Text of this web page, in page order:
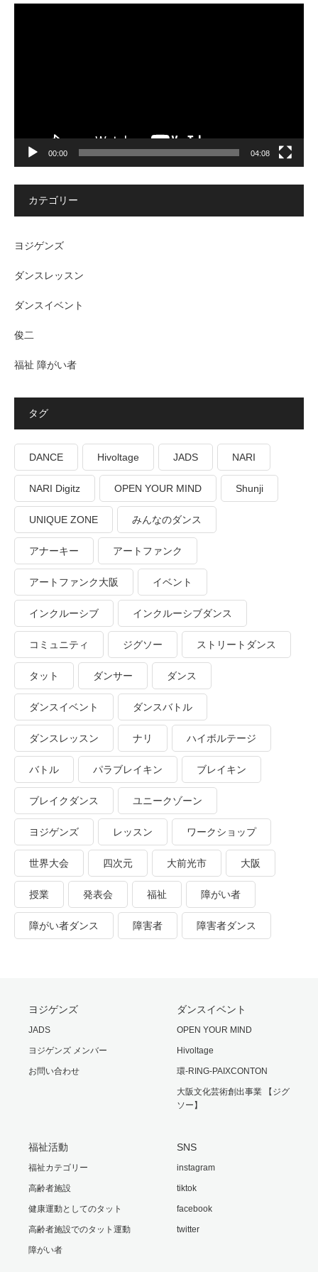
00:00 04:08
カテゴリー
ヨジゲンズ
ダンスレッスン
ダンスイベント
俊二
福祉 障がい者
タグ
DANCE Hivoltage JADS NARI
NARI Digitz OPEN YOUR MIND Shunji
UNIQUE ZONE みんなのダンス
アナーキー アートファンク
アートファンク大阪 イベント
インクルーシブ インクルーシブダンス
コミュニティ ジグソー ストリートダンス
タット ダンサー ダンス
ダンスイベント ダンスバトル
ダンスレッスン ナリ ハイボルテージ
バトル パラブレイキン ブレイキン
ブレイクダンス ユニークゾーン
ヨジゲンズ レッスン ワークショップ
世界大会 四次元 大前光市 大阪
授業 発表会 福祉 障がい者
障がい者ダンス 障害者 障害者ダンス
ヨジゲンズ
JADS
ヨジゲンズ メンバー
お問い合わせ
ダンスイベント
OPEN YOUR MIND
Hivoltage
環-RING-PAIXCONTON
大阪文化芸術創出事業 【ジグ
ソー】
福祉活動
福祉カテゴリー
高齢者施設
健康運動としてのタット
高齢者施設でのタット運動
障がい者
SNS
instagram
tiktok
facebook
twitter